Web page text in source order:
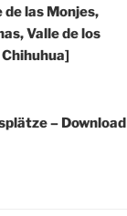
de las Monjes,
Valle de los
– Download